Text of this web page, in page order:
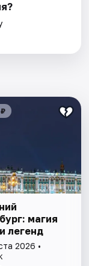
магия
легенд
2026 •